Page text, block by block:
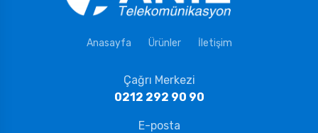
Anasayfa Ürünler İletişim
Çağrı Merkezi
0212 292 90 90
E-posta